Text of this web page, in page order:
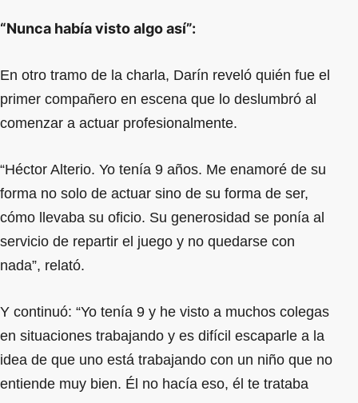
“Nunca había visto algo así”:
En otro tramo de la charla, Darín reveló quién fue el
primer compañero en escena que lo deslumbró al
comenzar a actuar profesionalmente.
“Héctor Alterio. Yo tenía 9 años. Me enamoré de su
forma no solo de actuar sino de su forma de ser,
cómo llevaba su oficio. Su generosidad se ponía al
servicio de repartir el juego y no quedarse con
nada”, relató.
Y continuó: “Yo tenía 9 y he visto a muchos colegas
en situaciones trabajando y es difícil escaparle a la
idea de que uno está trabajando con un niño que no
entiende muy bien. Él no hacía eso, él te trataba